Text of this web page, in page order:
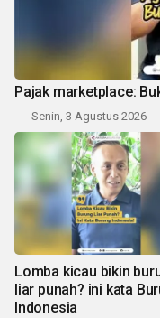
Pajak marketplace:
Senin, 3 Agustus 2026
Lomba kicau bikin
liar punah? ini kata
Indonesia